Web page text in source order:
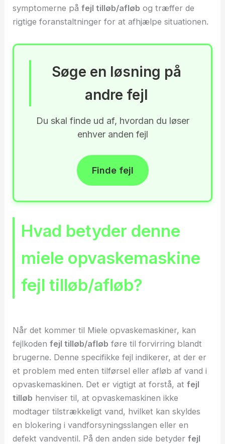
symptomerne påfejl tilløb/afløb og træffer de
rigtige foranstaltninger for at afhjælpe situationen.
Søge en løsning på
andre fejl
Du skal finde ud af, hvordan du løser
enhver anden fejl
Finde fejl
Hvad betyder denne
miele opvaskemaskine
fejl tilløb/afløb?
Når det kommer til Miele opvaskemaskiner, kan
fejlkodenfejl tilløb/afløb føre til forvirring blandt
brugerne. Denne specifikke fejl indikerer, at der er
et problem med enten tilførsel eller afløb af vand i
opvaskemaskinen. Det er vigtigt at forstå, atfejl
tilløb henviser til, at opvaskemaskinen ikke
modtager tilstrækkeligt vand, hvilket kan skyldes
en blokering i vandforsyningsslangen eller en
defekt vandventil. På den anden side betyderfejl